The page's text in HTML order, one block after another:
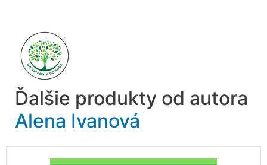
Ďalšie produkty od autora
Alena Ivanová